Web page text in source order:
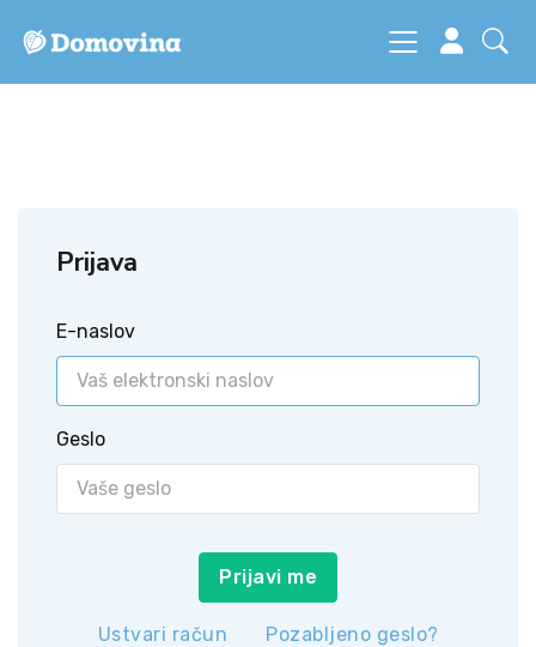
Prijava
E-naslov
Geslo
Prijavi me
Ustvari račun Pozabljeno geslo?